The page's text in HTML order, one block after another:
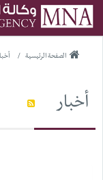
الصفحة الرئيسية /
أخبار